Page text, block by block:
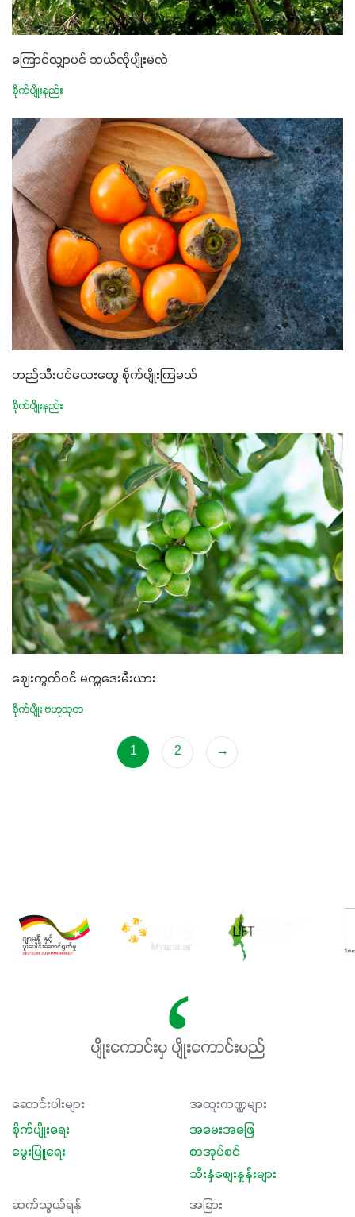
ကြောင်လျှာပင် ဘယ်လိုပျိုးမလဲ
စိုက်ပျိုးနည်း
တည်သီးပင်လေးတွေ စိုက်ပျိုးကြမယ်
စိုက်ပျိုးနည်း
ဈေးကွက်ဝင် မက္ကဒေးမီးယား
စိုက်ပျိုး ဗဟုသုတ
1 2 →
မျိုးကောင်းမှ ပျိုးကောင်းမည်
ဆောင်းပါးများ
စိုက်ပျိုးရေး
မွေးမြူရေး
အထူးကဏ္ဍများ
အမေးအဖြေ
စာအုပ်စင်
သီးနှံစျေးနှုန်းများ
ဆက်သွယ်ရန်
အခြား